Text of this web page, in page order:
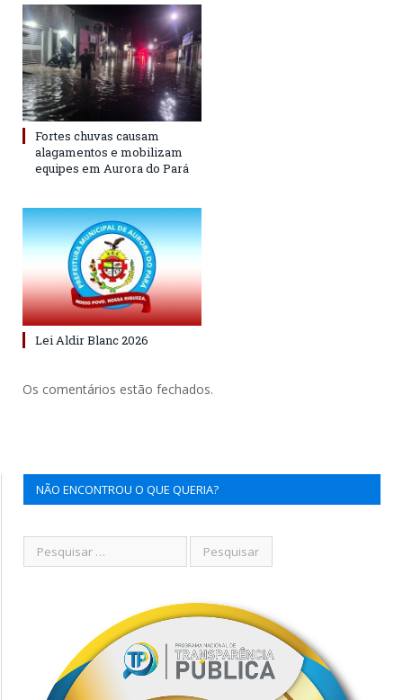
Fortes chuvas causam
alagamentos e mobilizam
equipes em Aurora do Pará
Lei Aldir Blanc 2026
Os comentários estão fechados.
NÃO ENCONTROU O QUE QUERIA?